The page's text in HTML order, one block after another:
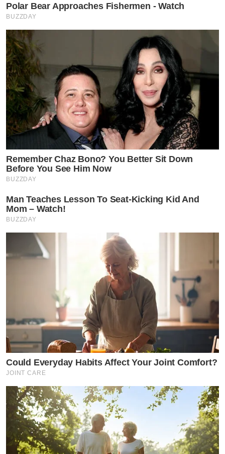
Polar Bear Approaches Fishermen - Watch
BUZZDAY
Remember Chaz Bono? You Better Sit Down
Before You See Him Now
BUZZDAY
Man Teaches Lesson To Seat-Kicking Kid And
Mom – Watch!
BUZZDAY
Could Everyday Habits Affect Your Joint Comfort?
JOINT CARE